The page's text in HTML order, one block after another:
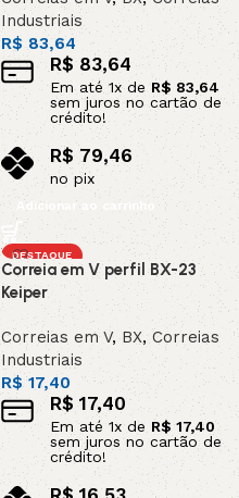
Industriais
R$ 83,64
R$83,64
Em até 1x de R$ 83,64
sem juros no cartão de
crédito!
R$79,46
no pix
Adicionar ao carrinho
DESTAQUE
Correia em V perfil BX-23
Keiper
Correias em V,BX, Correias
Industriais
R$17,40
R$ 17,40
Em até 1x de R$17,40
sem juros no cartão de
crédito!